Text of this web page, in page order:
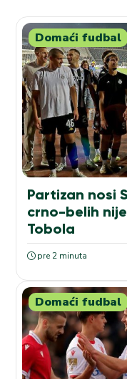
Domaći fudbal
Partizan nosi
crno-belih
Tobola
pre 2 minuta
Domaći fudbal